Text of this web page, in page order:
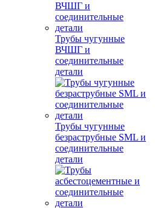
Трубы чугунные
ВЧШГ и
соединительные
детали
Трубы чугунные
безраструбные SML и
соединительные
детали